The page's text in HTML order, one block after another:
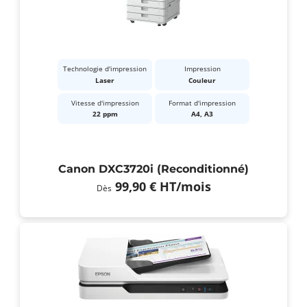
Technologie d'impression
Laser
Impression
Couleur
Vitesse d'impression
22 ppm
Format d'impression
A4, A3
Canon DXC3720i (Reconditionné)
Dès 99,90 € HT/mois